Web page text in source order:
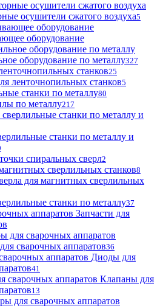
осушители сжатого воздуха5
оборудование
оборудование по металлу327
станков25
ленточнопильных станков5
станки по металлу80
по металлу217
станки по металлу и
спиральных сверл2
сверлильных станков8
для магнитных сверлильных
станки по металлу37
Запчасти для
сварочных аппаратов36
Диоды для
41
Клапаны для
13